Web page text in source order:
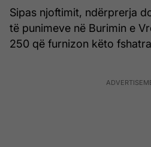
Sipas njoftimit, ndërprerja
të punimeve në Burimin e
250 që furnizon këto